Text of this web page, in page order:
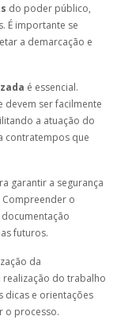
do poder público,
É importante se
a demarcação e
é essencial.
ser facilmente
a atuação do
contratempos que
garantir a segurança
o
futuros.
da
realização do trabalho
dicas e orientações
o processo.